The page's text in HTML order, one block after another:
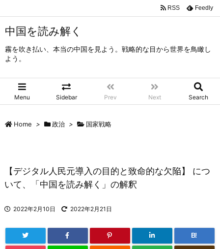
中国を読み解く
霧を吹き払い、本当の中国を見よう。戦略的な目から世界を鳥瞰し
よう。
Menu Sidebar Prev Next Search
RSS Feedly
Home > 政治 > 国家戦略
【デジタル人民元導入の目的と致命的な欠陥】 につ
いて、「中国を読み解く」の解釈
2022年2月10日 2022年2月21日
B!